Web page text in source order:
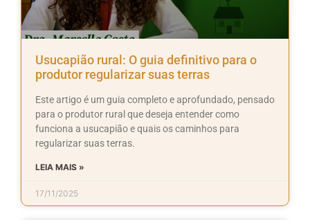
Usucapião rural: O guia definitivo para o
produtor regularizar suas terras
Este artigo é um guia completo e aprofundado, pensado
para o produtor rural que deseja entender como
funciona a usucapião e quais os caminhos para
regularizar suas terras.
LEIA MAIS »
17/11/2025